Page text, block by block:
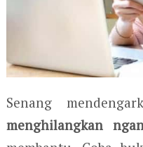
Senang
menghilangkan